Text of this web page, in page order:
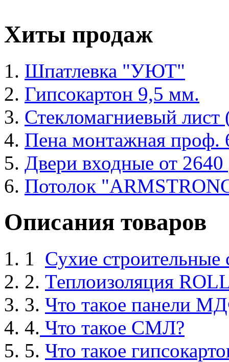
Хиты продаж
Шпатлевка "УЮТ"
Гипсокартон 9,5 мм.
Стекломагниевый
Пена монтажная проф.
Двери входные от 2640
Потолок
Описания товаров
1 Сухие
2. Теплоизоляция
3. Что такое панели
4. Что такое СМЛ?
5. Что такое